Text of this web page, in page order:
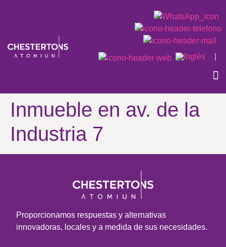
Inmueble en av. de la
Industria 7
Proporcionamos respuestas y alternativas
innovadoras, locales y a medida de sus necesidades.